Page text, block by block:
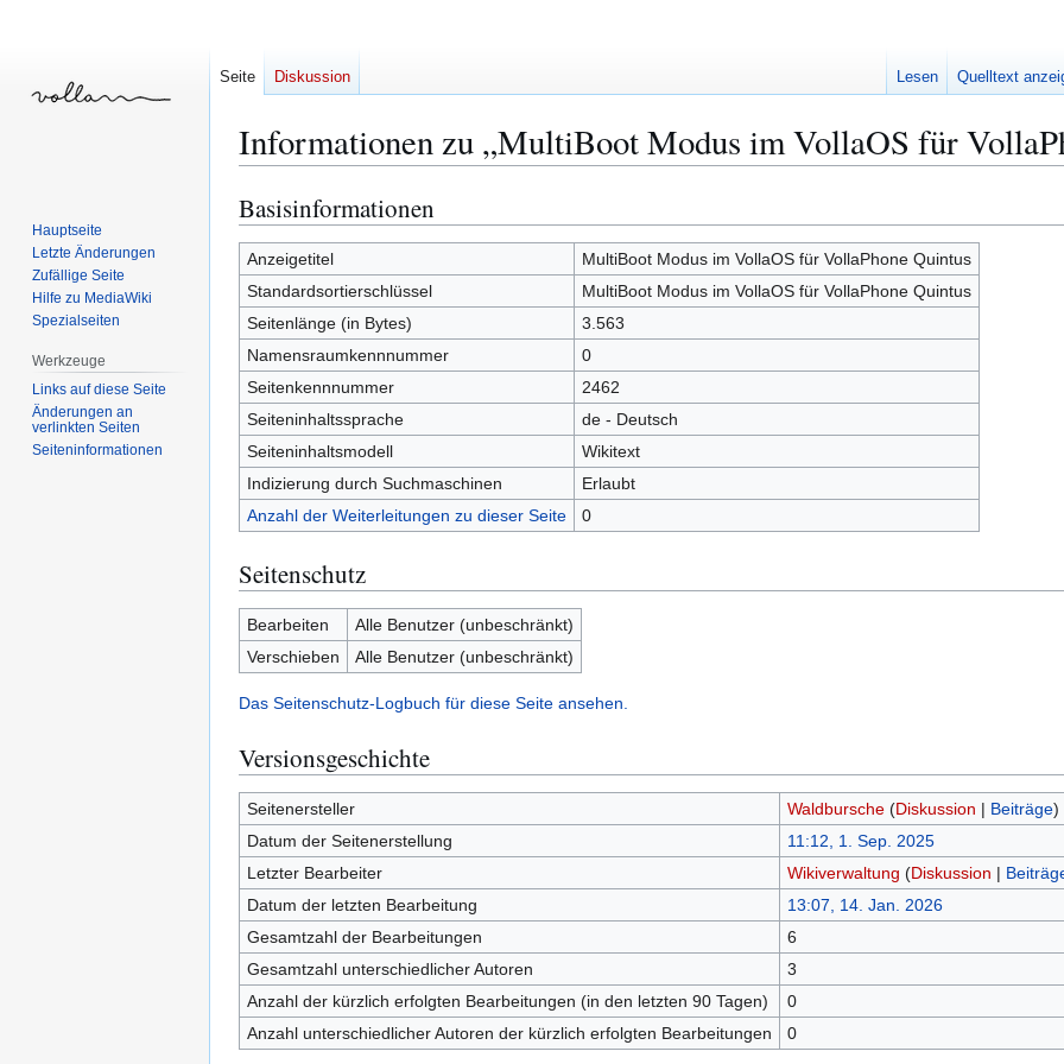
Informationen zu „MultiBoot Modus im VollaOS für
Zur
Navigation
springen
Zur
Suche
springen
Basisinformationen
Anzeigetitel
MultiBoot Modus im VollaOS für VollaPhone Quintus
Standardsortierschlüssel
MultiBoot Modus im VollaOS für VollaPhone Quintus
Seitenlänge (in Bytes)
3.563
Namensraumkennnummer
0
Seitenkennnummer
2462
Seiteninhaltssprache
de - Deutsch
Seiteninhaltsmodell
Wikitext
Indizierung durch Suchmaschinen
Erlaubt
Anzahl der Weiterleitungen zu dieser Seite
0
Seitenschutz
Bearbeiten
Alle Benutzer (unbeschränkt)
Verschieben
Alle Benutzer (unbeschränkt)
Das Seitenschutz-Logbuch für diese Seite ansehen.
Versionsgeschichte
Seitenersteller Waldbursche (Diskussion | Beiträge)
Datum der Seitenerstellung
11:12, 1. Sep. 2025
Letzter Bearbeiter
Wikiverwaltung (Diskussion |
Datum der letzten Bearbeitung
13:07, 14. Jan. 2026
Gesamtzahl der Bearbeitungen
6
Gesamtzahl unterschiedlicher Autoren
3
Anzahl der kürzlich erfolgten Bearbeitungen (in den letzten 90 Tagen)
0
Anzahl unterschiedlicher Autoren der kürzlich erfolgten Bearbeitungen
0
Seite Diskussion Lesen Quelltext
Hauptseite
Letzte Änderungen
Zufällige Seite
Hilfe zu MediaWiki
Spezialseiten
Werkzeuge
Links auf diese Seite
Änderungen an
verlinkten Seiten
Seiten­­informationen